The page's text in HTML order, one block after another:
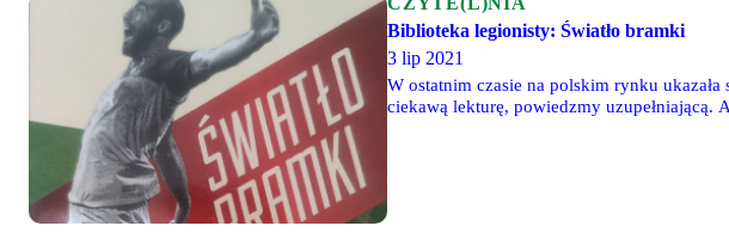
Biblioteka legionisty: Światło bramki
3 lip 2021
W ostatnim czasie na polskim rynku
ciekawą lekturę, powiedzmy uzupełniającą.